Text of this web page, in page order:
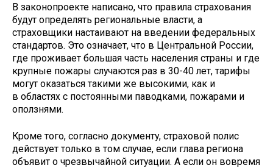
В законопроекте написано, что правила страхования
будут определять региональные власти, а
страховщики настаивают на введении федеральных
стандартов. Это означает, что в Центральной России,
где проживает большая часть населения страны и где
крупные пожары случаются раз в 30-40 лет, тарифы
могут оказаться такими же высокими, как и
в областях с постоянными паводками, пожарами и
оползнями.
Кроме того, согласно документу, страховой полис
действует только в том случае, если глава региона
объявит о чрезвычайной ситуации. А если он вовремя